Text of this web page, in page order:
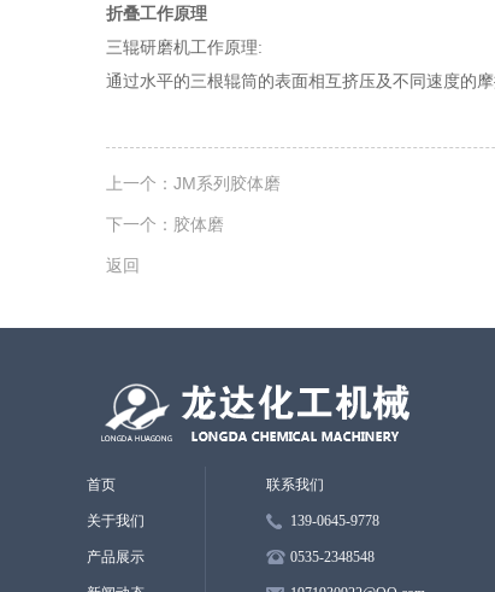
折叠工作原理
三辊研磨机工作原理:
通过水平的三根辊筒的表面相互挤压及不同速度的
上一个： JM系列胶体磨
下一个： 胶体磨
返回
首页
关于我们
产品展示
联系我们
139-0645-9778
0535-2348548